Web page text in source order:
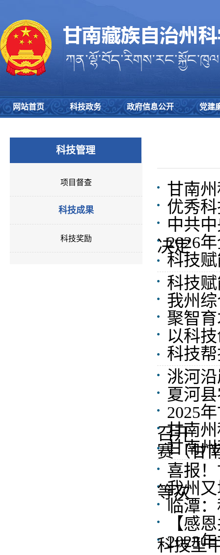
网站首页 科技政务 政府信息公开 党建
科技管理
项目督查
科技成果
科技奖励
甘南
优秀
中共
决定
2026
科技
科技
我州
聚智
以科
科技
洮河
夏河
2025
召开
甘南
赛（甘
甘南
喜报
等次
我州
临潭
【感
科技型
2023